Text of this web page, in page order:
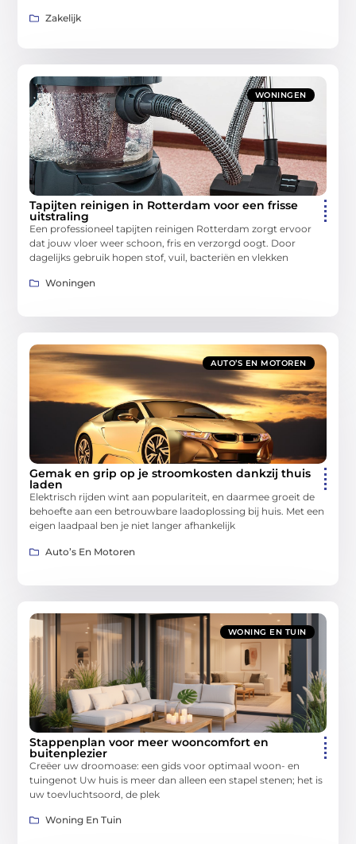
Zakelijk
WONINGEN
Tapijten reinigen in Rotterdam voor een frisse
uitstraling
Een professioneel tapijten reinigen Rotterdam zorgt ervoor
dat jouw vloer weer schoon, fris en verzorgd oogt. Door
dagelijks gebruik hopen stof, vuil, bacteriën en vlekken
Woningen
AUTO’S EN MOTOREN
Gemak en grip op je stroomkosten dankzij thuis
laden
Elektrisch rijden wint aan populariteit, en daarmee groeit de
behoefte aan een betrouwbare laadoplossing bij huis. Met een
eigen laadpaal ben je niet langer afhankelijk
Auto’s En Motoren
WONING EN TUIN
Stappenplan voor meer wooncomfort en
buitenplezier
Creëer uw droomoase: een gids voor optimaal woon- en
tuingenot Uw huis is meer dan alleen een stapel stenen; het is
uw toevluchtsoord, de plek
Woning En Tuin